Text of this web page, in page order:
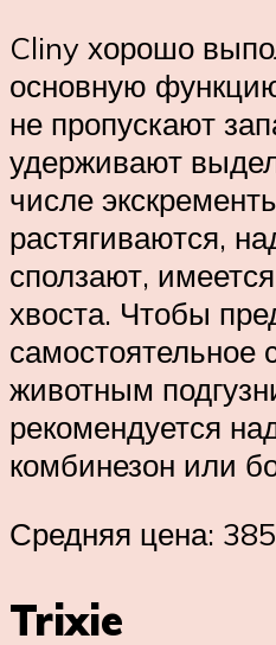
Cliny хорошо
основную
не пропускают
удерживают
числе
растягиваются,
сползают,
хвоста. Чтобы
самостоятельное
животным
рекомендуется
комбинезон или
Средняя цена:
Trixie